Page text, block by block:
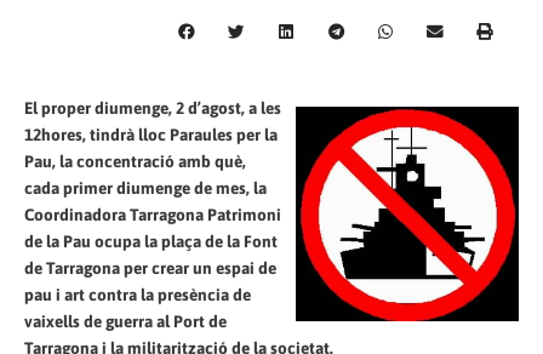
El proper diumenge, 2 d’agost, a les
12hores, tindrà lloc Paraules per la
Pau, la concentració amb què,
cada primer diumenge de mes, la
Coordinadora Tarragona Patrimoni
de la Pau ocupa la plaça de la Font
de Tarragona per crear un espai de
pau i art contra la presència de
vaixells de guerra al Port de
Tarragona i la militarització de la societat.